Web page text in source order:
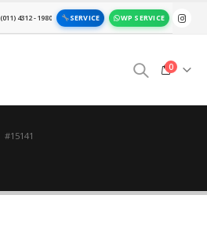
(011) 4312 - 1980 SERVICE WP SERVICE
0
#15141